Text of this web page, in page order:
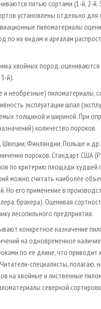
пятью сортами (1­-й, 2­-
установлены отдельно
пиломатериалы
по их видам и ареалам
хвойных пород,
й).
необрезные) пиломатериалы,
эксплуатации шпал
толщиной и шириной. При
количество пороков.
Финляндии, Польше и
пороков. Стандарт США
по критерию площади худшей
можно считать наиболее
Но его применение в
бракера). Оценивая
лесопильного предприятия.
конкретное назначение
на одновременное
по ее длине, что приводит
специалисты, полагаю,
на хвойные и лиственные
северной